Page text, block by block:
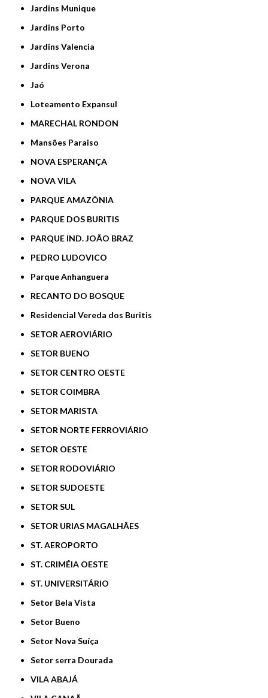
Jardins Munique
Jardins Porto
Jardins Valencia
Jardins Verona
Jaó
Loteamento Expansul
MARECHAL RONDON
Mansões Paraiso
NOVA ESPERANÇA
NOVA VILA
PARQUE AMAZÔNIA
PARQUE DOS BURITIS
PARQUE IND. JOÃO BRAZ
PEDRO LUDOVICO
Parque Anhanguera
RECANTO DO BOSQUE
Residencial Vereda dos Buritis
SETOR AEROVIÁRIO
SETOR BUENO
SETOR CENTRO OESTE
SETOR COIMBRA
SETOR MARISTA
SETOR NORTE FERROVIÁRIO
SETOR OESTE
SETOR RODOVIÁRIO
SETOR SUDOESTE
SETOR SUL
SETOR URIAS MAGALHÃES
ST. AEROPORTO
ST. CRIMÉIA OESTE
ST. UNIVERSITÁRIO
Setor Bela Vista
Setor Bueno
Setor Nova Suíça
Setor serra Dourada
VILA ABAJÁ